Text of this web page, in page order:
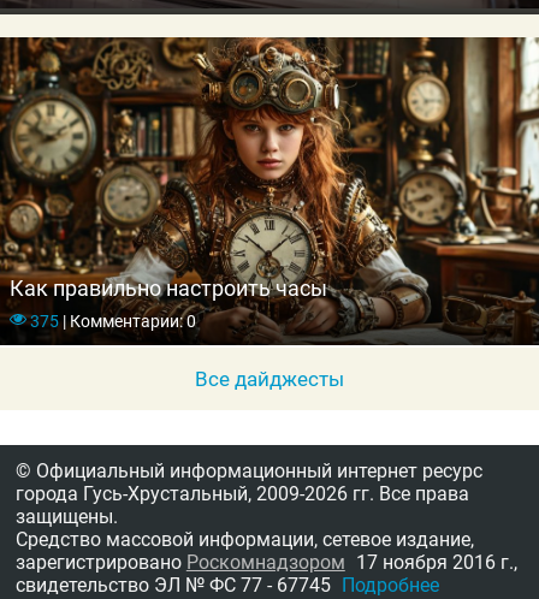
Как правильно настроить часы
375|Комментарии: 0
Все дайджесты
© Официальный информационный интернет ресурс
города Гусь-Хрустальный, 2009-2026 гг. Все права
защищены.
Средство массовой информации, сетевое издание,
зарегистрировано Роскомнадзором 17 ноября 2016 г.,
свидетельство ЭЛ № ФС 77 - 67745 Подробнее